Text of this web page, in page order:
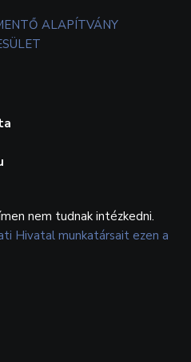
ALAPÍTVÁNY
nem tudnak intézkedni.
Hivatal munkatársait ezen a